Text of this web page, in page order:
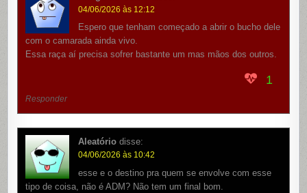
04/06/2026 às 12:12
Espero que tenham começado a abrir o bucho dele
com o camarada ainda vivo.
Essa raça aí precisa sofrer bastante um mas mãos dos outros.
1
Responder
Aleatório disse:
04/06/2026 às 10:42
esse e o destino pra quem se envolve com esse
tipo de coisa, não é ADM? Não tem um final bom.